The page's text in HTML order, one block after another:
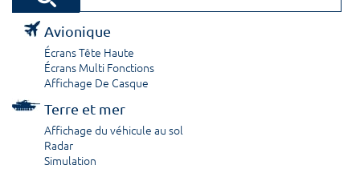
Avionique
Écrans Tête Haute
Écrans Multi Fonctions
Affichage De Casque
Terre et mer
Affichage du véhicule au sol
Radar
Simulation